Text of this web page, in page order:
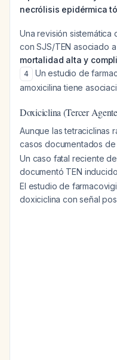
necrólisis epidérmica
Una revisión
con SJS/TEN asociado
mortalidad alta y
4
Un estudio de
amoxicilina tiene
Doxiciclina (Tercer
Aunque las tetraciclinas
casos documentados
Un caso fatal reciente
documentó TEN
El estudio de
doxiciclina con señal